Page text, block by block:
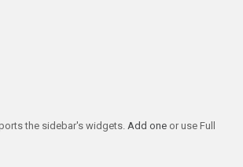
the sidebar's widgets. Add oneor use Full